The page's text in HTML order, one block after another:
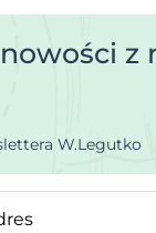
z
W.Legutko